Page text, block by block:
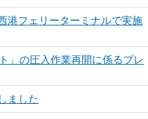
港フェリーターミナルで実施
」の圧入作業再開に係るプレ
ました